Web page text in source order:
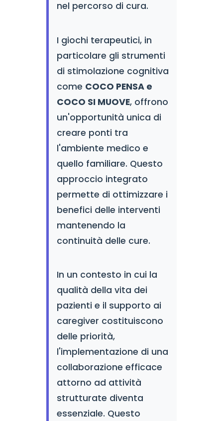
nel percorso di cura.
I giochi terapeutici, in
particolare gli strumenti
di stimolazione cognitiva
come COCO PENSA e
COCO SI MUOVE, offrono
un'opportunità unica di
creare ponti tra
l'ambiente medico e
quello familiare. Questo
approccio integrato
permette di ottimizzare i
benefici delle interventi
mantenendo la
continuità delle cure.
In un contesto in cui la
qualità della vita dei
pazienti e il supporto ai
caregiver costituiscono
delle priorità,
l'implementazione di una
collaborazione efficace
attorno ad attività
strutturate diventa
essenziale. Questo